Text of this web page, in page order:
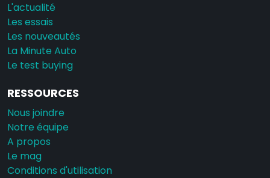
L'actualité
Les essais
Les nouveautés
La Minute Auto
Le test buying
RESSOURCES
Nous joindre
Notre équipe
A propos
Le mag
Conditions d'utilisation